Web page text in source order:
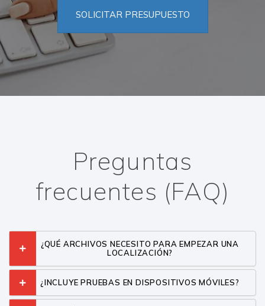
SOLICITAR PRESUPUESTO
Preguntas
frecuentes (FAQ)
¿QUÉ ARCHIVOS NECESITO PARA EMPEZAR UNA
LOCALIZACIÓN?
¿INCLUYE PRUEBAS EN DISPOSITIVOS MÓVILES?